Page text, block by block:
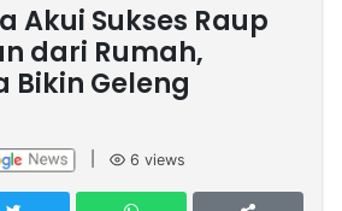
Akui Sukses Raup
dari Rumah,
Bikin Geleng
6 views